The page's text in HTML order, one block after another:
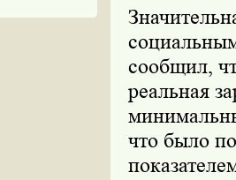
сообщил,
реальная
что было